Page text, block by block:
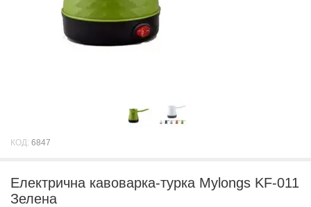
КОД: 6847
Електрична кавоварка-турка Mylongs KF-011
Зелена